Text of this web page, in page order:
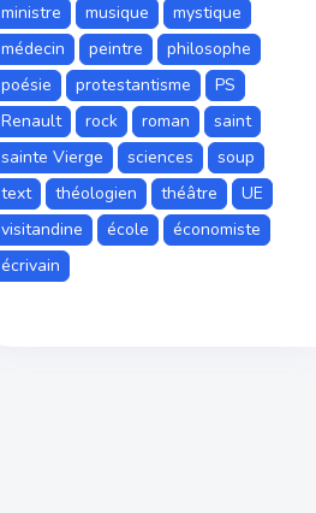
ministre
musique
mystique
médecin
peintre
philosophe
poésie
protestantisme
PS
Renault
rock roman
saint
sainte Vierge
sciences
soup
text
théologien théâtre
UE
visitandine
école
économiste
écrivain